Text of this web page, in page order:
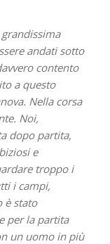
andati sotto
contento
a questo
Nella corsa
Noi,
dopo partita,
e
troppo i
i campi,
è stato
per la partita
un uomo in più